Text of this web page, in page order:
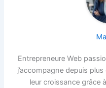
Entrepreneure Web
j’accompagne depuis
leur croissance grâce